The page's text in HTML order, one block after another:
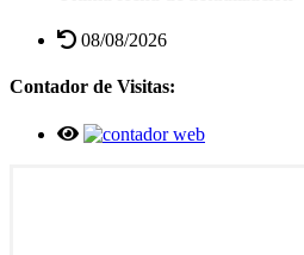
08/08/2026
Contador de Visitas: